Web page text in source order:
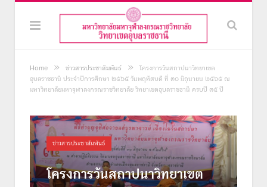
Home » ข่าวสารประชาสัมพันธ์ »
โครงการวันสถาปนาวิทยาเขต
อุบลราชธานี ประจำปีการศึกษา ๒๕๖๕ วันพฤหัสบดี ที่ ๓๐ มิถุนายน ๒๕๖๕ ณ
มหาวิทยาลัยมหาจุฬาลงกรณราชวิทยาลัย วิทยาเขตอุบลราชธานี ครบปี ๓๕ ปี
ข่าวสารประชาสัมพันธ์
โครงการวันสถาปนาวิทยาเขต